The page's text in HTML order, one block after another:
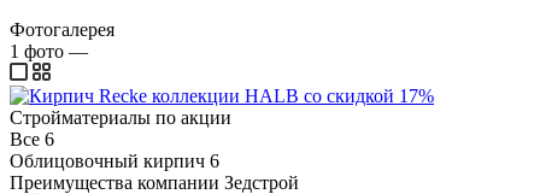
Фотогалерея
1 фото —
Стройматериалы по акции
Все 6
Облицовочный кирпич 6
Преимущества компании Зедстрой